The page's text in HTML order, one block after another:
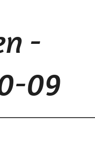
-
09